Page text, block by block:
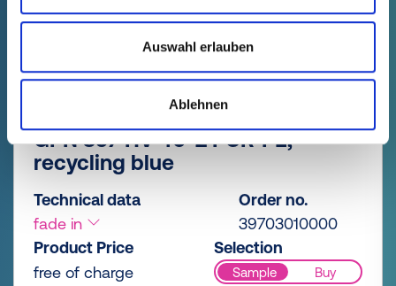
Auswahl erlauben
Ablehnen
GPN 397 HV 40-2 PCR-PE,
recycling blue
Technical data
fade in
Order no.
39703010000
Product Price
free of charge
Selection
Sample Buy